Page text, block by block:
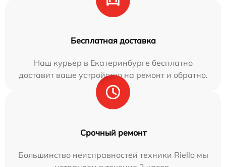
Бесплатная доставка
Наш курьер в Екатеринбурге бесплатно
доставит ваше устройство на ремонт и обратно.
Срочный ремонт
Большинство неисправностей техники Riello мы